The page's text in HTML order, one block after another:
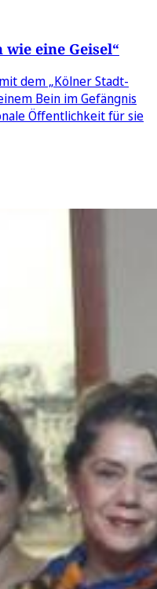
wie eine Geisel“
dem „Kölner Stadt-
Bein im Gefängnis
Öffentlichkeit für sie